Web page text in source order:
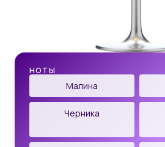
НОТЫ
Малина
Черника